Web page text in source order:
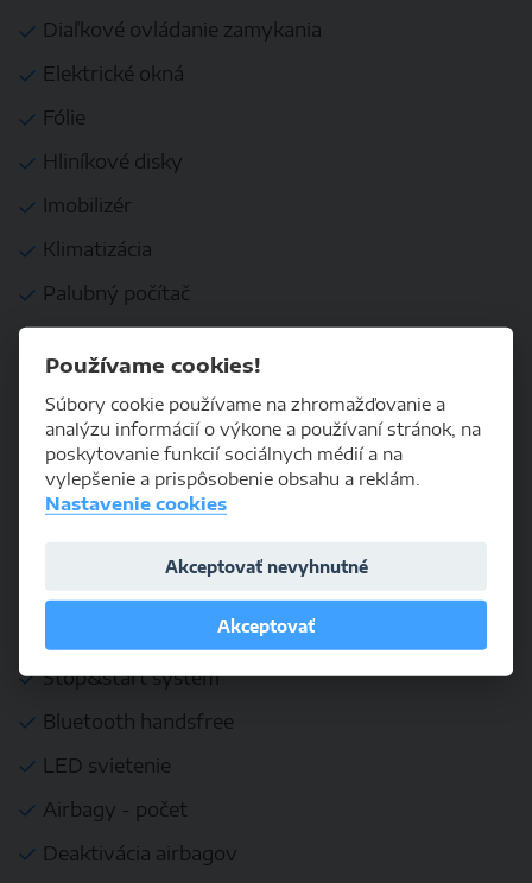
Diaľkové ovládanie zamykania
Elektrické okná
Fólie
Hliníkové disky
Imobilizér
Klimatizácia
Palubný počítač
Tempomat
Výškovo nastaviteľný volant
Vyhrievané zrkadlá
Stop&start systém
Bluetooth handsfree
LED svietenie
Airbagy - počet
Deaktivácia airbagov
Používame cookies!
Súbory cookie používame na zhromažďovanie a
analýzu informácií o výkone a používaní stránok, na
poskytovanie funkcií sociálnych médií a na
vylepšenie a prispôsobenie obsahu a reklám.
Nastavenie cookies
Akceptovať nevyhnutné
Akceptovať